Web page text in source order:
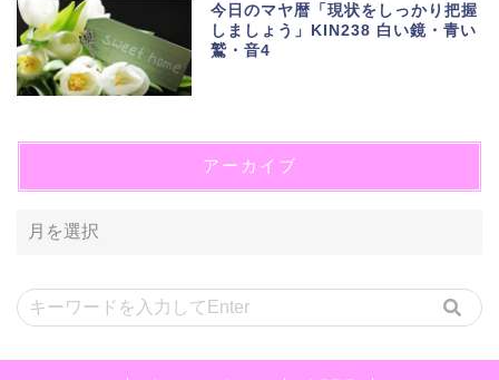
今日のマヤ暦「現状をしっかり把握
しましょう」KIN238 白い鏡・青い
鷲・音4
アーカイブ